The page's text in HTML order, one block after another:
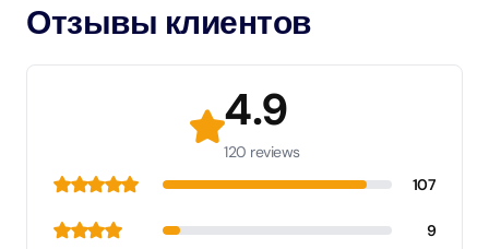
Отзывы клиентов
4.9
120 reviews
107
9